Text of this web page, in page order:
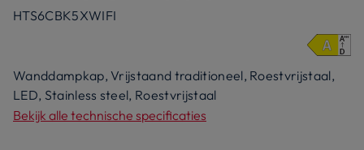
HTS6CBK5XWIFI
Wanddampkap, Vrijstaand traditioneel, Roestvrijstaal,
LED, Stainless steel, Roestvrijstaal
Bekijk alle technische specificaties